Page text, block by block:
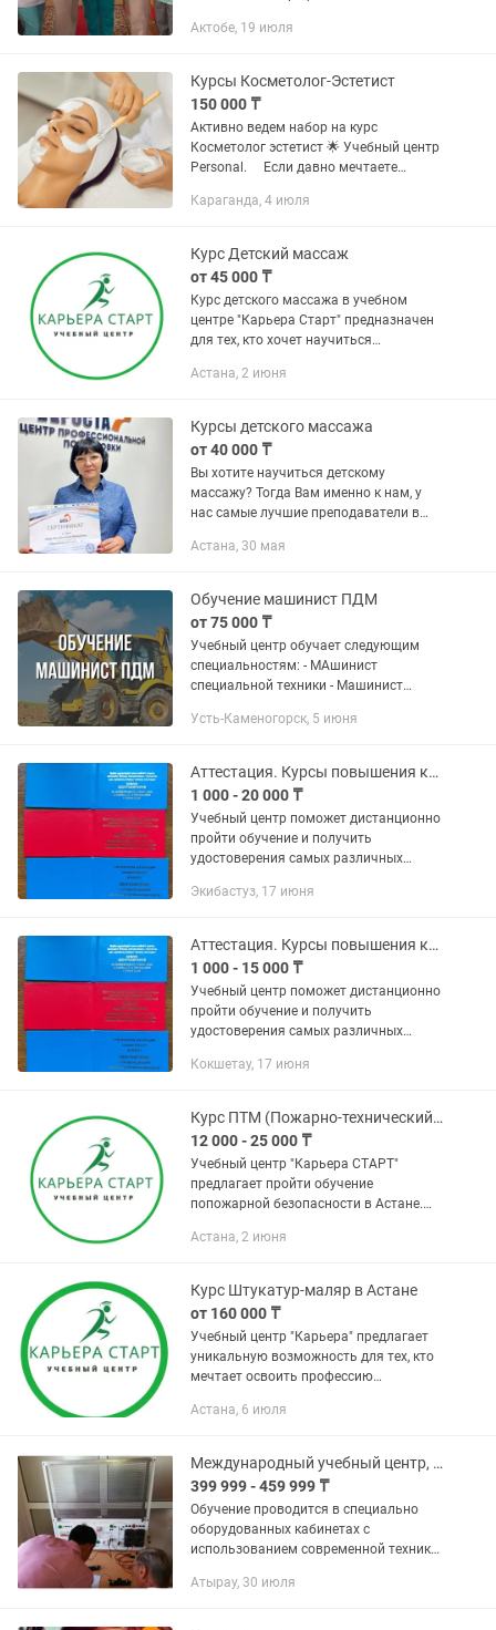
Курсы массажа в нашем центре - это
даже в...
Актобе, 19 июля
Курсы Косметолог-Эстетист
150 000 ₸
Активно ведем набор на курс
Косметолог эстетист 🌟 Учебный центр
Personal. ⠀ Если давно мечтаете
базовый курс вместе с нашим
Караганда, 4 июля
Курс Детский массаж
от 45 000 ₸
Курс детского массажа в учебном
центре "Карьера Старт" предназначен
для тех, кто хочет научиться
На курсе будут рассмотрены основные
Астана, 2 июня
Курсы детского массажа
от 40 000 ₸
Вы хотите научиться детскому
массажу? Тогда Вам именно к нам, у
нас самые лучшие преподаватели в
работы более 20 лет. Пройдя курсы в
Астана, 30 мая
Обучение машинист ПДМ
от 75 000 ₸
Учебный центр обучает следующим
специальностям: - МАшинист
специальной техники - Машинист
Машинисты бульдозера - Машинисты
обучение...
Усть-Каменогорск, 5 июня
Аттестация. Курсы повышения квалификации
1 000 - 20 000 ₸
Учебный центр поможет дистанционно
пройти обучение и получить
удостоверения самых различных
минимум (ПТМ) Промышленной
безопасности и...
Экибастуз, 17 июня
Аттестация. Курсы повышения квалификации
1 000 - 15 000 ₸
Учебный центр поможет дистанционно
пройти обучение и получить
удостоверения самых различных
минимум (ПТМ) Промышленной
безопасности и...
Кокшетау, 17 июня
Курс ПТМ (Пожарно-технический минимум)
12 000 - 25 000 ₸
Учебный центр "Карьера СТАРТ"
предлагает пройти обучение
попожарной безопасности в Астане.
ко всем обучающимся, готовы учесть
них....
Астана, 2 июня
Курс Штукатур-маляр в Астане
от 160 000 ₸
Учебный центр "Карьера" предлагает
уникальную возможность для тех, кто
мечтает освоить профессию
получите не только теоретические
Астана, 6 июля
Международный учебный центр, имеющий аккредитацию в РК приглашает всех
399 999 - 459 999 ₸
Обучение проводится в специально
оборудованных кабинетах с
использованием современной техники,
лаборатория релейной защиты и
Атырау, 30 июля